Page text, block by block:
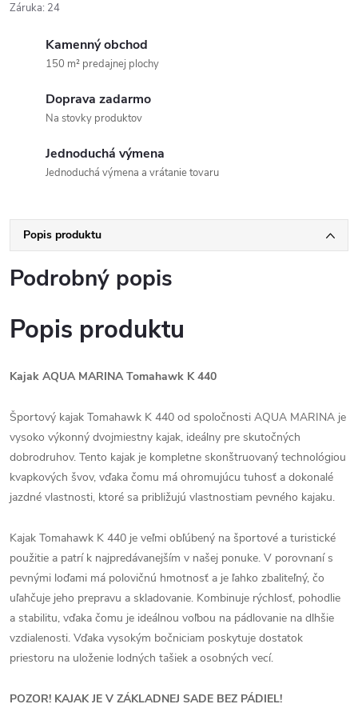
Záruka: 24
Kamenný obchod
150 m² predajnej plochy
Doprava zadarmo
Na stovky produktov
Jednoduchá výmena
Jednoduchá výmena a vrátanie tovaru
Popis produktu
Podrobný popis
Popis produktu
Kajak AQUA MARINA Tomahawk K 440
Športový kajak Tomahawk K 440 od spoločnosti AQUA MARINA je
vysoko výkonný dvojmiestny kajak, ideálny pre skutočných
dobrodruhov. Tento kajak je kompletne skonštruovaný technológiou
kvapkových švov, vďaka čomu má ohromujúcu tuhosť a dokonalé
jazdné vlastnosti, ktoré sa približujú vlastnostiam pevného kajaku.
Kajak Tomahawk K 440 je veľmi obľúbený na športové a turistické
použitie a patrí k najpredávanejším v našej ponuke. V porovnaní s
pevnými loďami má polovičnú hmotnosť a je ľahko zbaliteľný, čo
uľahčuje jeho prepravu a skladovanie. Kombinuje rýchlosť, pohodlie
a stabilitu, vďaka čomu je ideálnou voľbou na pádlovanie na dlhšie
vzdialenosti. Vďaka vysokým bočniciam poskytuje dostatok
priestoru na uloženie lodných tašiek a osobných vecí.
POZOR! KAJAK JE V ZÁKLADNEJ SADE BEZ PÁDIEL!